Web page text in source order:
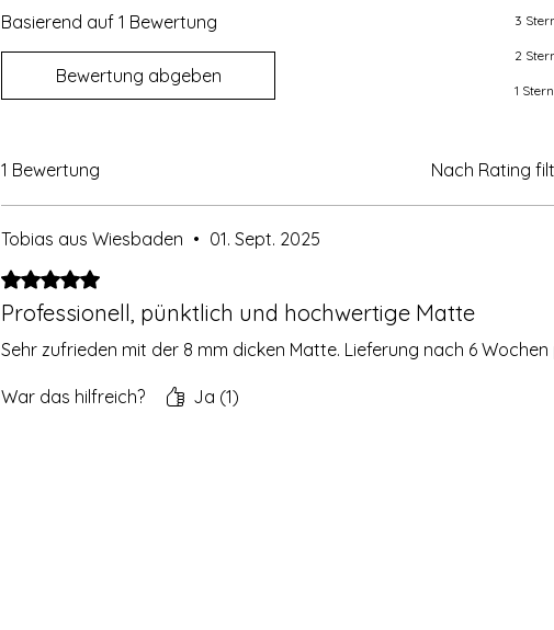
Basierend auf 1 Bewertung
Bewertung abgeben
3
2
1 Stern
1 Bewertung Nach Rating
Tobias aus Wiesbaden • 01. Sept. 2025
Mit 5 von 5 Sternen bewertet.
Professionell, pünktlich und hochwertige Matte
Sehr zufrieden mit der 8 mm dicken Matte. Lieferung nach 6
War das hilfreich? Ja (1)